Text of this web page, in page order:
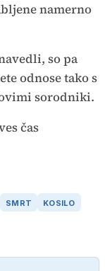
namerno
so pa
odnose tako s
sorodniki.
čas
SMRT KOSILO